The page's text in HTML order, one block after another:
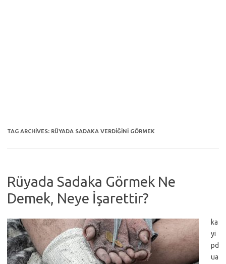
TAG ARCHIVES: RÜYADA SADAKA VERDIĞINI GÖRMEK
Rüyada Sadaka Görmek Ne
Demek, Neye İşarettir?
ka
yi
pd
ua